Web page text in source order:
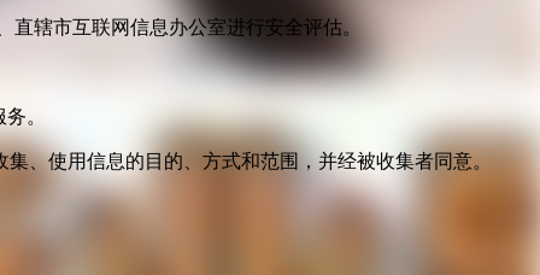
辖市互联网信息办公室进行安全评估。
。
、使用信息的目的、方式和范围，并经被收集者同意。